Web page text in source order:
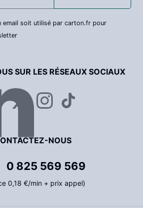
email soit utilisé par carton.fr pour
SUR LES RÉSEAUX SOCIAUX
NOUS
0 825 569 569
0,18 €/min + prix appel)